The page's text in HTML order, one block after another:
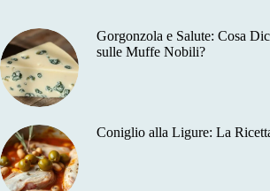
Gorgonzola e Salute: Cosa
sulle Muffe Nobili?
Coniglio alla Ligure: La